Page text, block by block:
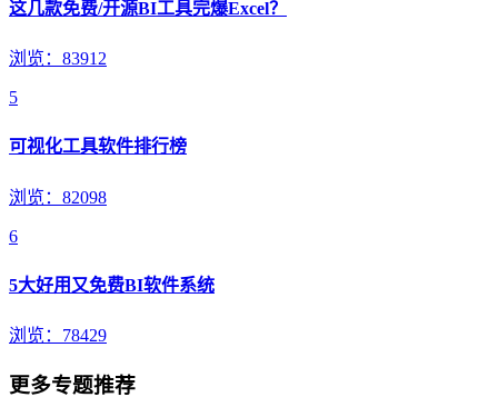
这几款免费/开源BI工具完爆Excel？
浏览：83912
5
可视化工具软件排行榜
浏览：82098
6
5大好用又免费BI软件系统
浏览：78429
更多专题推荐